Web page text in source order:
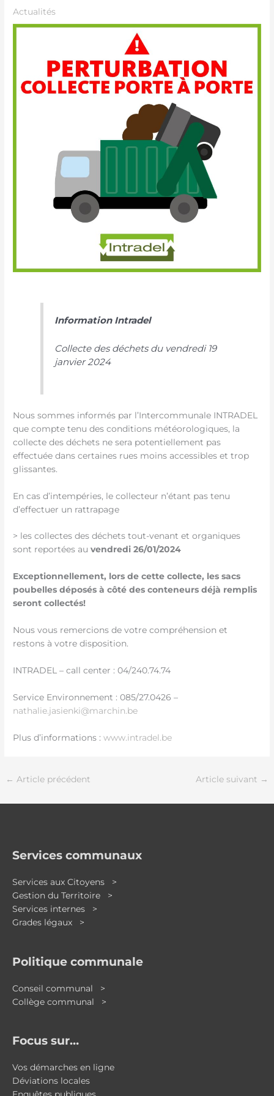
Actualités
Information Intradel
Collecte des déchets du vendredi 19
janvier 2024
Nous sommes informés par l’Intercommunale INTRADEL
que compte tenu des conditions météorologiques, la
collecte des déchets ne sera potentiellement pas
effectuée dans certaines rues moins accessibles et trop
glissantes.
En cas d’intempéries, le collecteur n’étant pas tenu
d’effectuer un rattrapage
> les collectes des déchets tout-venant et organiques
sont reportées auvendredi 26/01/2024
Exceptionnellement, lors de cette collecte, les sacs
poubelles déposés à côté des conteneurs déjà remplis
seront collectés!
Nous vous remercions de votre compréhension et
restons à votre disposition.
INTRADEL – call center : 04/240.74.74
Service Environnement : 085/27.0426 –
nathalie.jasienki@marchin.be
Plus d’informations :www.intradel.be
← Article précédent Article suivant →
Services communaux
Services aux Citoyens >
Gestion du Territoire >
Services internes >
Grades légaux >
Politique communale
Conseil communal >
Collège communal >
Focus sur…
Vos démarches en ligne
Déviations locales